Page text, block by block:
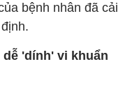
bệnh nhân đã cải
'dính' vi khuẩn